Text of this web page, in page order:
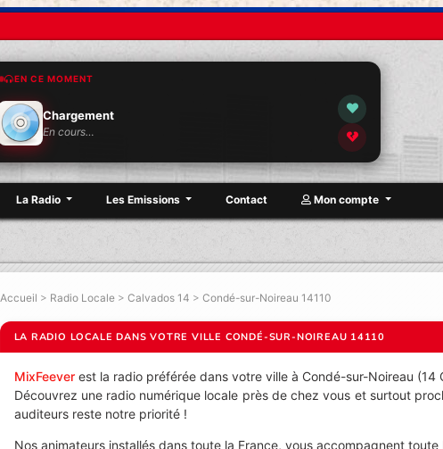
EN CE MOMENT
Chargement
En cours…
La Radio Les Emissions Contact Mon compte
Accueil > Radio Locale> Calvados 14 > Condé-sur-Noireau 14110
LA RADIO LOCALE DANS VOTRE VILLE CONDÉ-SUR-NOIREAU 14110
MixFeeverest la radio préférée dans votre ville à Condé-sur-Noireau (14
Découvrez une radio numérique locale près de chez vous et surtout
auditeurs reste notre priorité !
Nos animateurs installés dans toute la France, vous accompagnent toute